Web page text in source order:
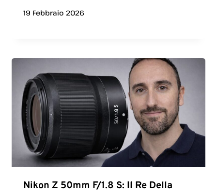
19 Febbraio 2026
Nikon Z 50mm F/1.8 S: Il Re Della